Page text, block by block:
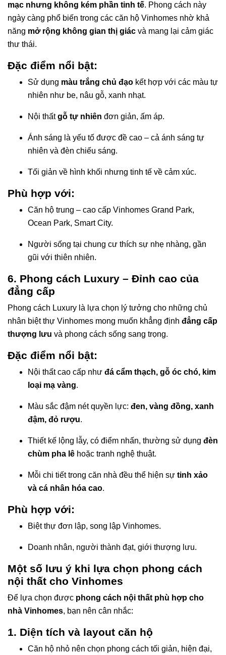
mạc nhưng không kém phần tinh tế. Phong cách này
ngày càng phổ biến trong các căn hộ Vinhomes nhờ khả
năng mở rộng không gian thị giác và mang lại cảm giác
thư thái.
Đặc điểm nổi bật:
Sử dụng màu trắng chủ đạo kết hợp với các màu tự
nhiên như be, nâu gỗ, xanh nhạt.
Nội thấtgỗ tự nhiên đơn giản, ấm áp.
Ánh sáng là yếu tố được đề cao – cả ánh sáng tự
nhiên và đèn chiếu sáng.
Tối giản về hình khối nhưng tinh tế về cảm xúc.
Phù hợp với:
Căn hộ trung – cao cấp Vinhomes Grand Park,
Ocean Park, Smart City.
Người sống tại chung cư thích sự nhẹ nhàng, gần
gũi với thiên nhiên.
6. Phong cách Luxury – Đỉnh cao của
đẳng cấp
Phong cách Luxury là lựa chọn lý tưởng cho những chủ
nhân biệt thự Vinhomes mong muốn khẳng định đẳng cấp
thượng lưu và phong cách sống sang trọng.
Đặc điểm nổi bật:
Nội thất cao cấp như đá cẩm thạch, gỗ óc chó, kim
loại mạ vàng.
Màu sắc đậm nét quyền lực: đen, vàng đồng, xanh
đậm, đỏ rượu.
Thiết kế lộng lẫy, có điểm nhấn, thường sử dụng đèn
chùm pha lê hoặc tranh nghệ thuật.
Mỗi chi tiết trong căn nhà đều thể hiện sự tinh xảo
và cá nhân hóa cao.
Phù hợp với:
Biệt thự đơn lập, song lập Vinhomes.
Doanh nhân, người thành đạt, giới thượng lưu.
Một số lưu ý khi lựa chọn phong cách
nội thất cho Vinhomes
Để lựa chọn được phong cách nội thất phù hợp cho
nhà Vinhomes, bạn nên cân nhắc:
1. Diện tích và layout căn hộ
Căn hộ nhỏ nên chọn phong cách tối giản, hiện đại,